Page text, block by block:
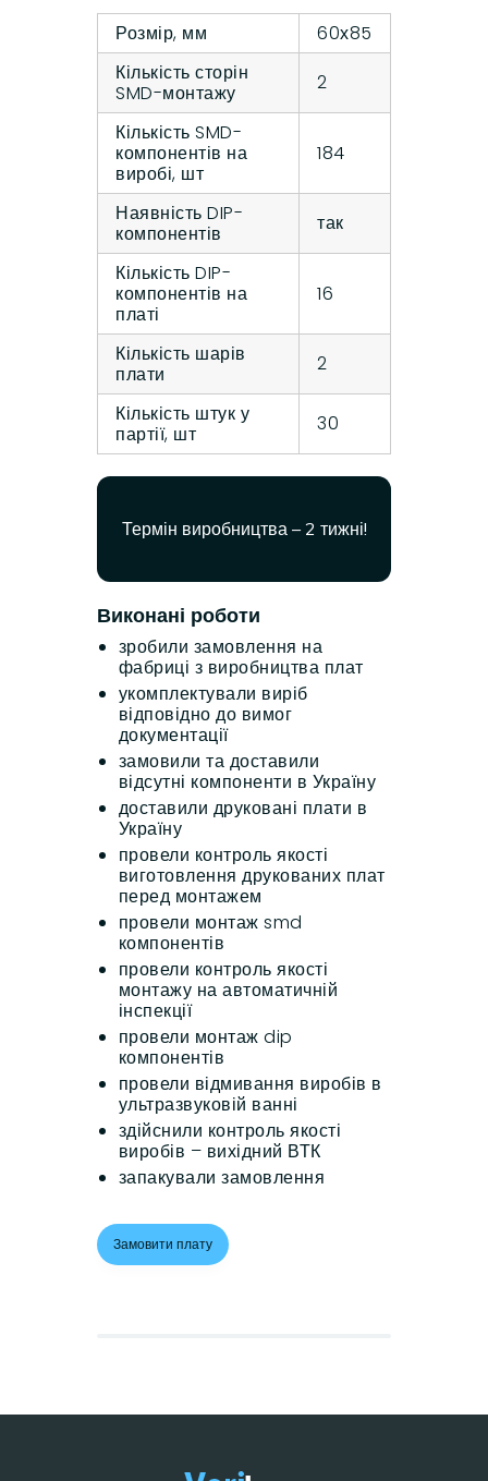
Розмір, мм
60х85
Кількість сторін
SMD-монтажу
2
Кількість SMD-
компонентів на
виробі, шт
184
Наявність DIP-
компонентів
так
Кількість DIP-
компонентів на
платі
16
Кількість шарів
плати
2
Кількість штук у
партії, шт
30
Термін виробництва – 2 тижні!
Виконані роботи
зробили замовлення на
фабриці з виробництва плат
укомплектували виріб
відповідно до вимог
документації
замовили та доставили
відсутні компоненти в Україну
доставили друковані плати в
Україну
провели контроль якості
виготовлення друкованих плат
перед монтажем
провели монтаж smd
компонентів
провели контроль якості
монтажу на автоматичній
інспекції
провели монтаж dip
компонентів
провели відмивання виробів в
ультразвуковій ванні
здійснили контроль якості
виробів – вихідний ВТК
запакували замовлення
Замовити плату